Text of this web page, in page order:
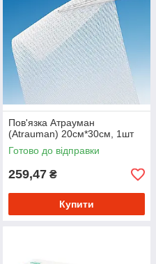
Пов'язка Атрауман
(Atrauman) 20см*30см, 1шт
Готово до відправки
259,47 ₴
Купити